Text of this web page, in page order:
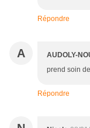
Répondre
A AUDOLY-
prend soin
Répondre